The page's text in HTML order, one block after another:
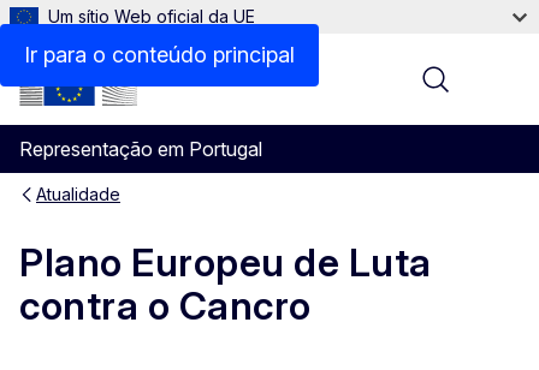
Ir para o conteúdo principal
Um sítio Web oficial da UE
Representação em Portugal
Menu
Atualidade
Plano Europeu de Luta
contra o Cancro